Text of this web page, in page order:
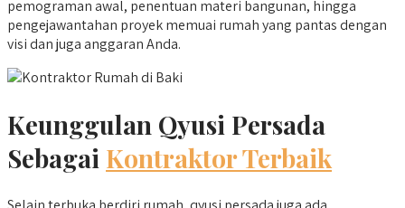
pemograman awal, penentuan materi bangunan, hingga
pengejawantahan proyek memuai rumah yang pantas dengan
visi dan juga anggaran Anda.
Keunggulan Qyusi Persada
Sebagai Kontraktor Terbaik